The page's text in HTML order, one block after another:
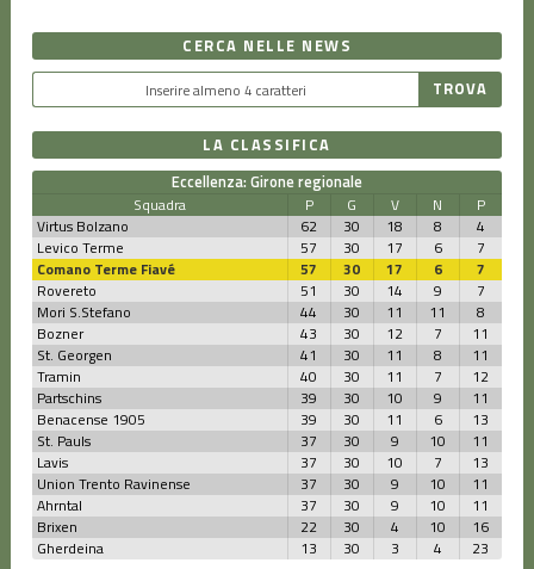
CERCA NELLE NEWS
LA CLASSIFICA
Eccellenza: Girone regionale
Squadra P G V N
P
Virtus Bolzano
62 30 18 8
4
Levico Terme
57 30 17 6
7
Comano Terme Fiavé
57 30 17 6
7
Rovereto
51 30 14 9
7
Mori S.Stefano
44 30 11 11
8
Bozner
43 30 12 7
11
St. Georgen
41 30 11 8
11
Tramin
40 30 11 7
12
Partschins
39 30 10 9
11
Benacense 1905
39 30 11 6
13
St. Pauls
37 30 9 10
11
Lavis
37 30 10 7
13
Union Trento Ravinense
37 30 9 10
11
Ahrntal
37 30 9 10
11
Brixen
22 30 4 10
16
Gherdeina
13 30 3 4 23